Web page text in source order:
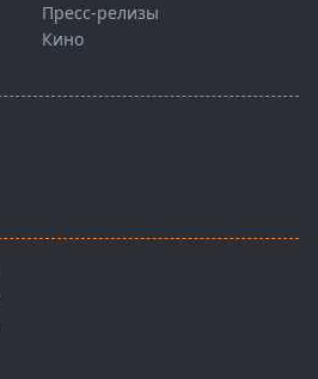
Пресс-релизы
Кино